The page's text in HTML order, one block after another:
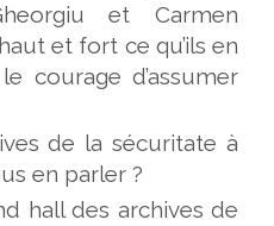
et Carmen
et fort ce qu’ils en
courage d’assumer
de la sécuritate à
en parler ?
hall des archives de